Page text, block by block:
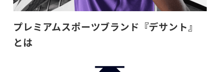
プレミアムスポーツブランド『デサント』
とは